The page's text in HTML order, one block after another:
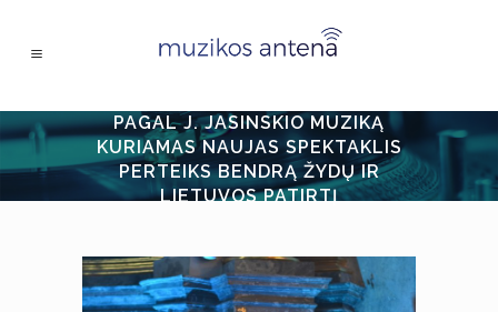
PAGAL J. JASINSKIO MUZIKĄ
KURIAMAS NAUJAS SPEKTAKLIS
PERTEIKS BENDRĄ ŽYDŲ IR
LIETUVOS PATIRTĮ